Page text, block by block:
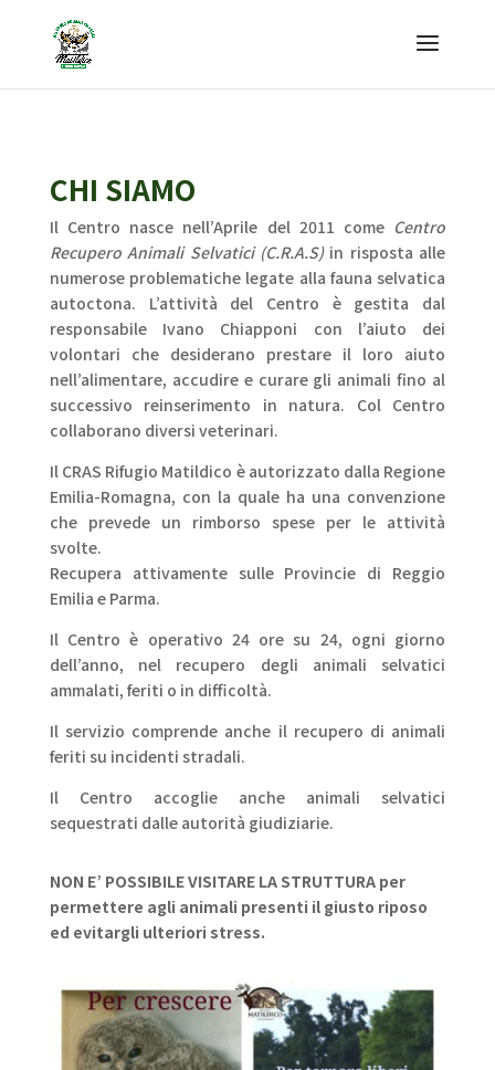
CHI SIAMO
Il Centro nasce nell’Aprile del 2011 come Centro
Recupero Animali Selvatici (C.R.A.S)in risposta alle
numerose problematiche legate alla fauna selvatica
autoctona. L’attività del Centro è gestita dal
responsabile Ivano Chiapponi con l’aiuto dei
volontari che desiderano prestare il loro aiuto
nell’alimentare, accudire e curare gli animali fino al
successivo reinserimento in natura. Col Centro
collaborano diversi veterinari.
Il CRAS Rifugio Matildico è autorizzato dalla Regione
Emilia-Romagna, con la quale ha una convenzione
che prevede un rimborso spese per le attività
svolte.
Recupera attivamente sulle Provincie di Reggio
Emilia e Parma.
Il Centro è operativo 24 ore su 24, ogni giorno
dell’anno, nel recupero degli animali selvatici
ammalati, feriti o in difficoltà.
Il servizio comprende anche il recupero di animali
feriti su incidenti stradali.
Il Centro accoglie anche animali selvatici
sequestrati dalle autorità giudiziarie.
NON E’ POSSIBILE VISITARE LA STRUTTURA per
permettere agli animali presenti il giusto riposo
ed evitargli ulteriori stress.